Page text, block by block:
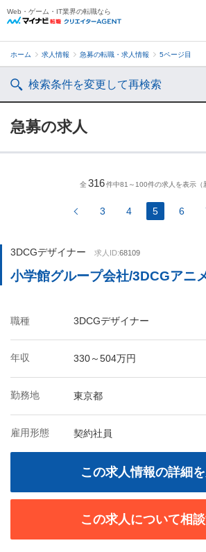
Web・ゲーム・IT業界の転職なら
ホーム 求人情報 急募の転職・求人情報 5ページ目
検索条件を変更して再検索
急募の求人
全316件中81～100件の求人を表示（
3 4 5 6
3DCGデザイナー 求人ID:68109
小学館グループ会社/3DCGアニ
職種 3DCGデザイナー
年収 330～504万円
勤務地 東京都
雇用形態 契約社員
この求人情報の詳細
この求人について相